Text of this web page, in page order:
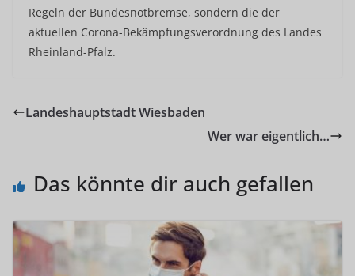
Regeln der Bundesnotbremse, sondern die der
aktuellen Corona-Bekämpfungsverordnung des Landes
Rheinland-Pfalz.
Landeshauptstadt Wiesbaden
Wer war eigentlich…
Das könnte dir auch gefallen